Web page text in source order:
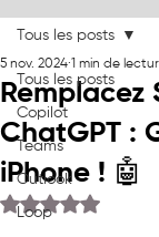
Tous les posts
Copilot
Teams
Outlook
Loop
Tous les posts
Remplacez
ChatGPT :
iPhone ! 🤖
5 nov. 2024 1 min de
Noté NaN